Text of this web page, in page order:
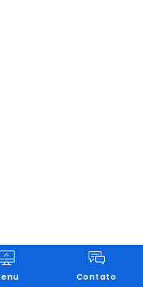
Contato